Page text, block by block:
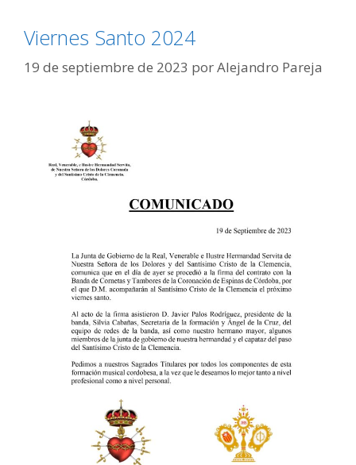
Viernes Santo 2024
19 de septiembre de 2023 porAlejandro Pareja